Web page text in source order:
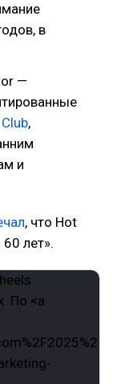
в
—
,
и
, что Hot
лет».